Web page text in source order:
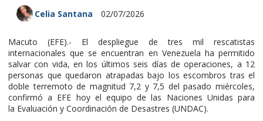
02/07/2026
Celia Santana
Macuto (EFE).- El despliegue de tres mil rescatistas
internacionales que se encuentran en Venezuela ha permitido
salvar con vida, en los últimos seis días de operaciones, a 12
personas que quedaron atrapadas bajo los escombros tras el
doble terremoto de magnitud 7,2 y 7,5 del pasado miércoles,
confirmó a EFE hoy el equipo de las Naciones Unidas para
la Evaluación y Coordinación de Desastres (UNDAC).